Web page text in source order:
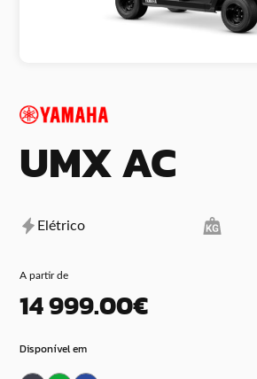
UMX AC
Elétrico
A partir de
14 999.00€
Disponível em